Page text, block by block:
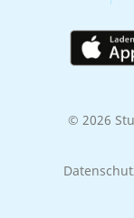
© 2026